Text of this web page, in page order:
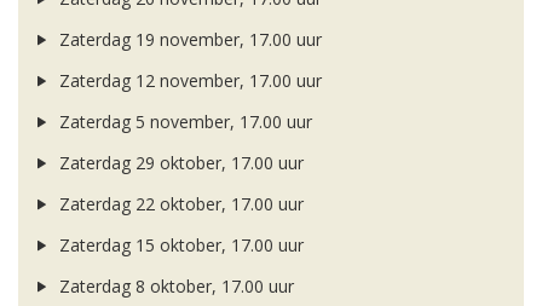
Zaterdag 19 november, 17.00 uur
Zaterdag 12 november, 17.00 uur
Zaterdag 5 november, 17.00 uur
Zaterdag 29 oktober, 17.00 uur
Zaterdag 22 oktober, 17.00 uur
Zaterdag 15 oktober, 17.00 uur
Zaterdag 8 oktober, 17.00 uur